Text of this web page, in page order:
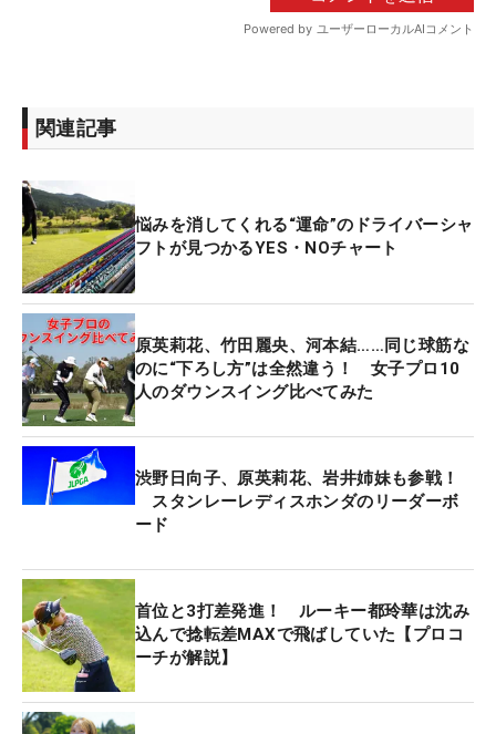
関連記事
悩みを消してくれる“運命”のドライバーシャ
フトが見つかるYES・NOチャート
原英莉花、竹田麗央、河本結……同じ球筋な
のに“下ろし方”は全然違う！ 女子プロ10
人のダウンスイング比べてみた
渋野日向子、原英莉花、岩井姉妹も参戦！
スタンレーレディスホンダのリーダーボ
ード
首位と3打差発進！ ルーキー都玲華は沈み
込んで捻転差MAXで飛ばしていた【プロコ
ーチが解説】